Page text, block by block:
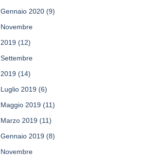
Gennaio 2020 (9)
Novembre
2019 (12)
Settembre
2019 (14)
Luglio 2019 (6)
Maggio 2019 (11)
Marzo 2019 (11)
Gennaio 2019 (8)
Novembre